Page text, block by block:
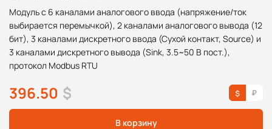
Модуль с 6 каналами аналогового ввода (напряжение/ток
выбирается перемычкой), 2 каналами аналогового вывода (12
бит), 3 каналами дискретного ввода (Сухой контакт, Source) и
3 каналами дискретного вывода (Sink, 3.5~50 В пост.),
протокол Modbus RTU
396.50 $
В корзину